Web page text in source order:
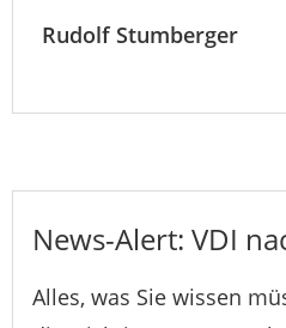
Rudolf Stumberger
News-Alert: VDI
Alles, was Sie wissen